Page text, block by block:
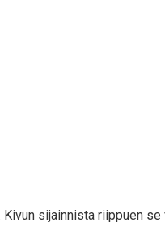
sijainnista riippuen